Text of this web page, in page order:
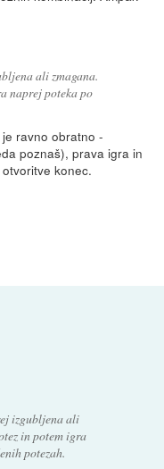
ali zmagana.
naprej poteka po
ravno obratno -
poznaš), prava igra in
konec.
izgubljena ali
in potem igra
potezah.